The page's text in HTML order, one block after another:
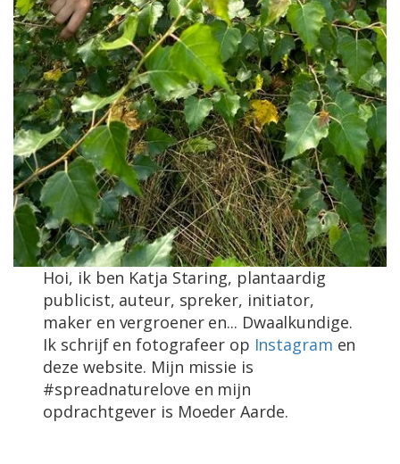
Hoi, ik ben Katja Staring, plantaardig
publicist, auteur, spreker, initiator,
maker en vergroener en... Dwaalkundige.
Ik schrijf en fotografeer op Instagram en
deze website. Mijn missie is
#spreadnaturelove en mijn
opdrachtgever is Moeder Aarde.